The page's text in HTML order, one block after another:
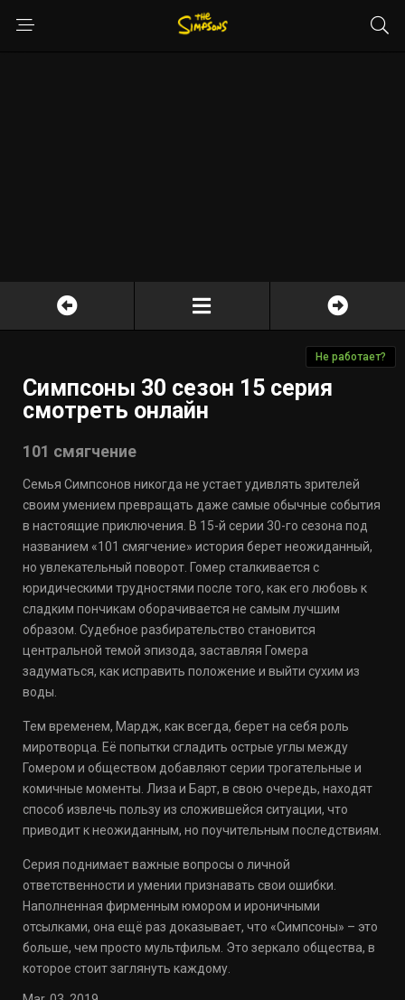
Не работает?
Симпсоны 30 сезон 15 серия
смотреть онлайн
101 смягчение
Семья Симпсонов никогда не устает удивлять зрителей
своим умением превращать даже самые обычные события
в настоящие приключения. В 15-й серии 30-го сезона под
названием «101 смягчение» история берет неожиданный,
но увлекательный поворот. Гомер сталкивается с
юридическими трудностями после того, как его любовь к
сладким пончикам оборачивается не самым лучшим
образом. Судебное разбирательство становится
центральной темой эпизода, заставляя Гомера
задуматься, как исправить положение и выйти сухим из
воды.
Тем временем, Мардж, как всегда, берет на себя роль
миротворца. Её попытки сгладить острые углы между
Гомером и обществом добавляют серии трогательные и
комичные моменты. Лиза и Барт, в свою очередь, находят
способ извлечь пользу из сложившейся ситуации, что
приводит к неожиданным, но поучительным последствиям.
Серия поднимает важные вопросы о личной
ответственности и умении признавать свои ошибки.
Наполненная фирменным юмором и ироничными
отсылками, она ещё раз доказывает, что «Симпсоны» – это
больше, чем просто мультфильм. Это зеркало общества, в
которое стоит заглянуть каждому.